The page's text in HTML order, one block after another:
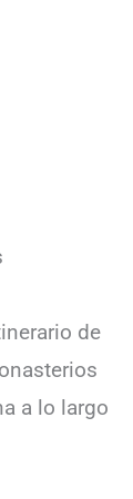
de
a lo largo